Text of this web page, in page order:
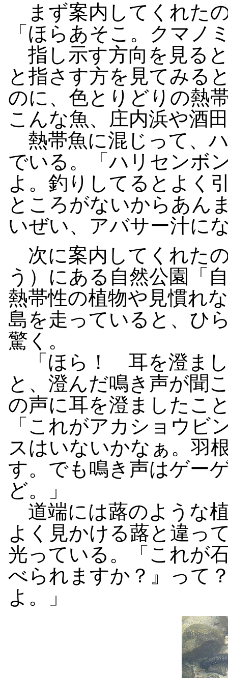
まず案内してくれた
「ほらあそこ。クマノ
指し示す方向を見る
と指さす方を見てみる
のに、色とりどりの熱
こんな魚、庄内浜や酒
熱帯魚に混じって、
でいる。「ハリセンボ
よ。釣りしてるとよく
ところがないからあん
いぜい、アバサー汁に
次に案内してくれた
う）にある自然公園「
熱帯性の植物や見慣れ
島を走っていると、ひ
驚く。
「ほら！ 耳を澄ま
と、澄んだ鳴き声が聞
の声に耳を澄ました
「これがアカショウビ
スはいないかなぁ。羽
す。でも鳴き声はゲー
ど。」
道端には蕗のような
よく見かける蕗と違っ
光っている。「これが
べられますか？』って
よ。」